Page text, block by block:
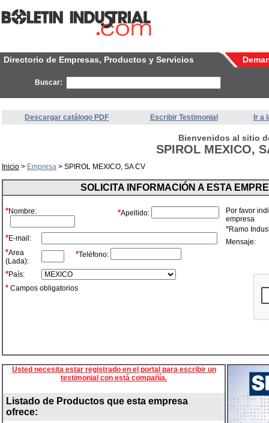
Directorio de Empresas, Productos y Servicios
Buscar:
Descargar catálogo PDF Escribir Testimonial Ir a
Bienvenidos al sitio
SPIROL MEXICO,
Inicio > Empresa > SPIROL MEXICO, SA CV
SOLICITA INFORMACIÓN A ESTA
*Nombre: *Apellido:
*E-mail:
*Area
(Lada):
*Teléfono:
*País:
* Campos obligatorios
Por favor
empresa
*Ramo
Mensaje:
Usted necesita estar registrado en el portal para escribir un
testimonial con está compañía.
Listado de Productos que esta empresa
ofrece: